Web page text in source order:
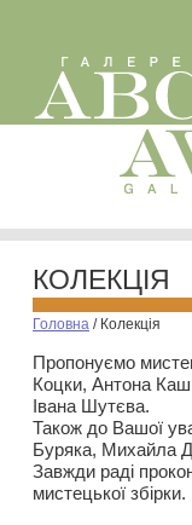
КОЛЕКЦІЯ
Головна / Колекція
Пропонуємо
Коцки, Антона
Івана Шутєва.
Також до Вашої
Буряка, Михайла
Завжди раді
мистецької збірки.